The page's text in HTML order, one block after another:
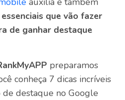
que vão fazer
de ganhar destaque
preparamos
conheça 7 dicas incríveis
destaque no Google